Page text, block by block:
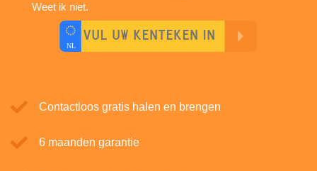
Weet ik niet.
Contactloos gratis halen en brengen
6 maanden garantie